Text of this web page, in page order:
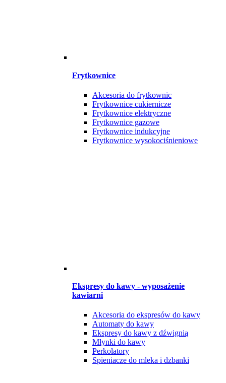
Frytkownice
Akcesoria do frytkownic
Frytkownice cukiernicze
Frytkownice elektryczne
Frytkownice gazowe
Frytkownice indukcyjne
Frytkownice wysokociśnieniowe
Ekspresy do kawy - wyposażenie
kawiarni
Akcesoria do ekspresów do kawy
Automaty do kawy
Ekspresy do kawy z dźwignią
Młynki do kawy
Perkolatory
Spieniacze do mleka i dzbanki